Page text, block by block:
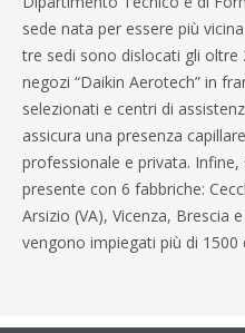
sede nata per essere più
tre sedi sono dislocati gli oltre
negozi “Daikin Aerotech” in
selezionati e centri di
assicura una presenza
professionale e privata.
presente con 6 fabbriche:
Arsizio (VA), Vicenza, Brescia
vengono impiegati più di 1500